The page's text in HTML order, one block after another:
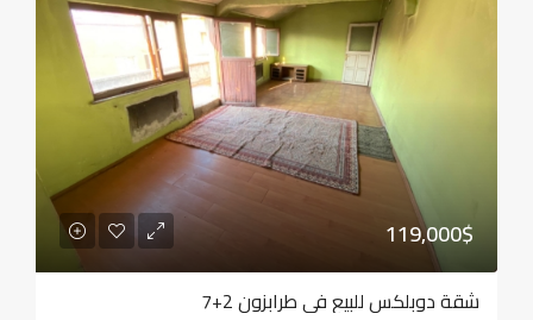
119,000$
شقة دوبلكس للبيع في طرابزون 2+7